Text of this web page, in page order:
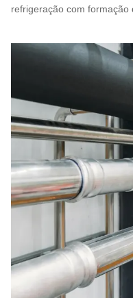
refrigeração com formação